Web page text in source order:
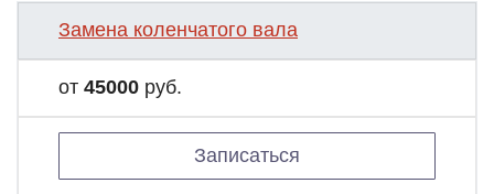
Замена коленчатого вала
от 45000 руб.
Записаться